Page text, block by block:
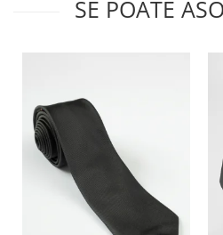
SE POATE